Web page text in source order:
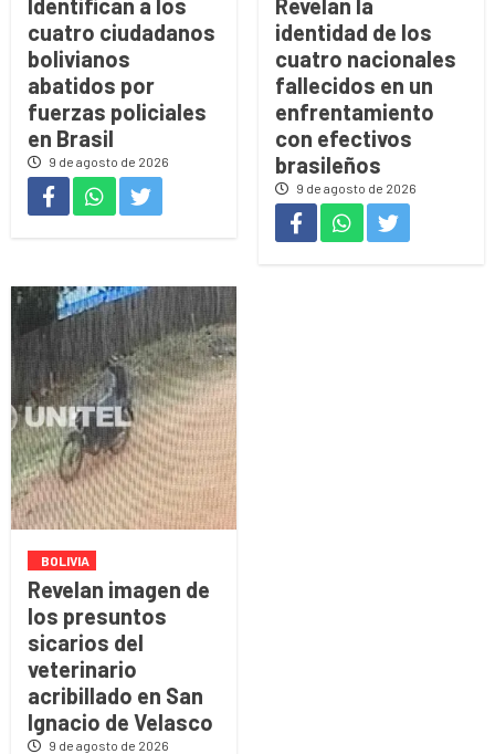
cuatro ciudadanos
bolivianos
abatidos por
fuerzas policiales
en Brasil
9 de agosto de 2026
identidad de los
cuatro nacionales
fallecidos en un
enfrentamiento
con efectivos
brasileños
9 de agosto de 2026
BOLIVIA
Revelan imagen de
los presuntos
sicarios del
veterinario
acribillado en San
Ignacio de Velasco
9 de agosto de 2026